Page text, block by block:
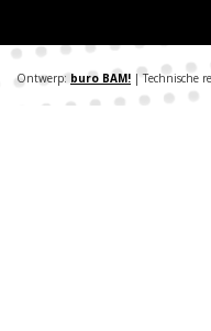
Ontwerp: buro BAM! | Technische